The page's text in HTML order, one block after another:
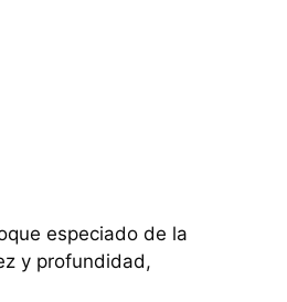
especiado de la
y profundidad,